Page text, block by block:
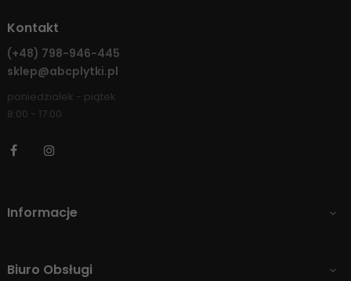
Kontakt
(+48) 798-946-445
sklep@abcplytki.pl
poniedziałek - piątek
8:00 - 17:00
Facebook
Informacje 
Biuro Obsługi 